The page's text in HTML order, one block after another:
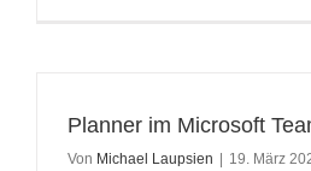
Planner im Microsoft
Von Michael Laupsien 19. März